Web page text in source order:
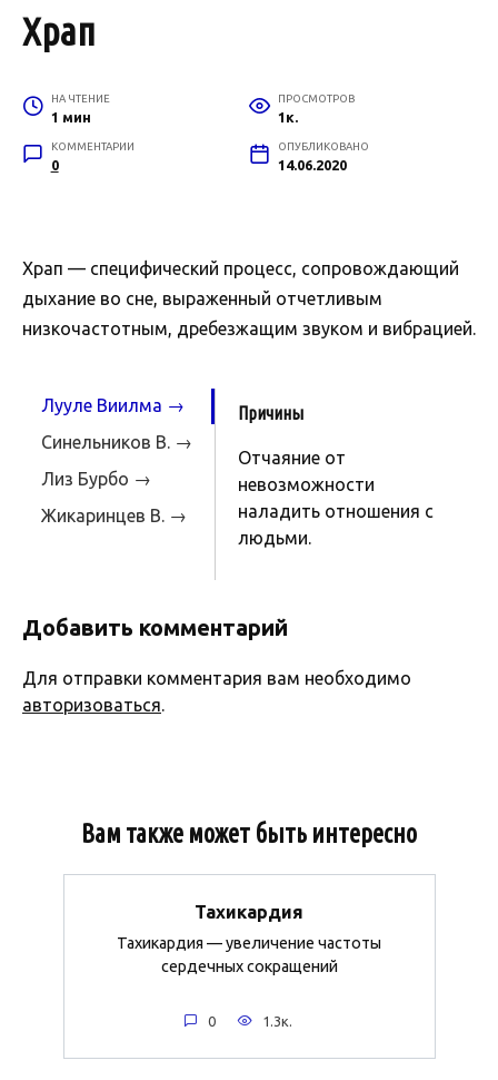
Храп
НА ЧТЕНИЕ
1 мин
ПРОСМОТРОВ
1к.
КОММЕНТАРИИ
0
ОПУБЛИКОВАНО
14.06.2020
Храп — специфический процесс, сопровождающий
дыхание во сне, выраженный отчетливым
низкочастотным, дребезжащим звуком и вибрацией.
Лууле Виилма →
Синельников В. →
Лиз Бурбо →
Жикаринцев В. →
Причины
Отчаяние от
невозможности
наладить отношения с
людьми.
Добавить комментарий
Для отправки комментария вам необходимо
авторизоваться.
Вам также может быть интересно
Тахикардия
Тахикардия — увеличение частоты
сердечных сокращений
0 1.3к.